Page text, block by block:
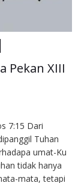
Pekan XIII
7:15 Dari
Tuhan
umat-Ku
tidak hanya
mata, tetapi